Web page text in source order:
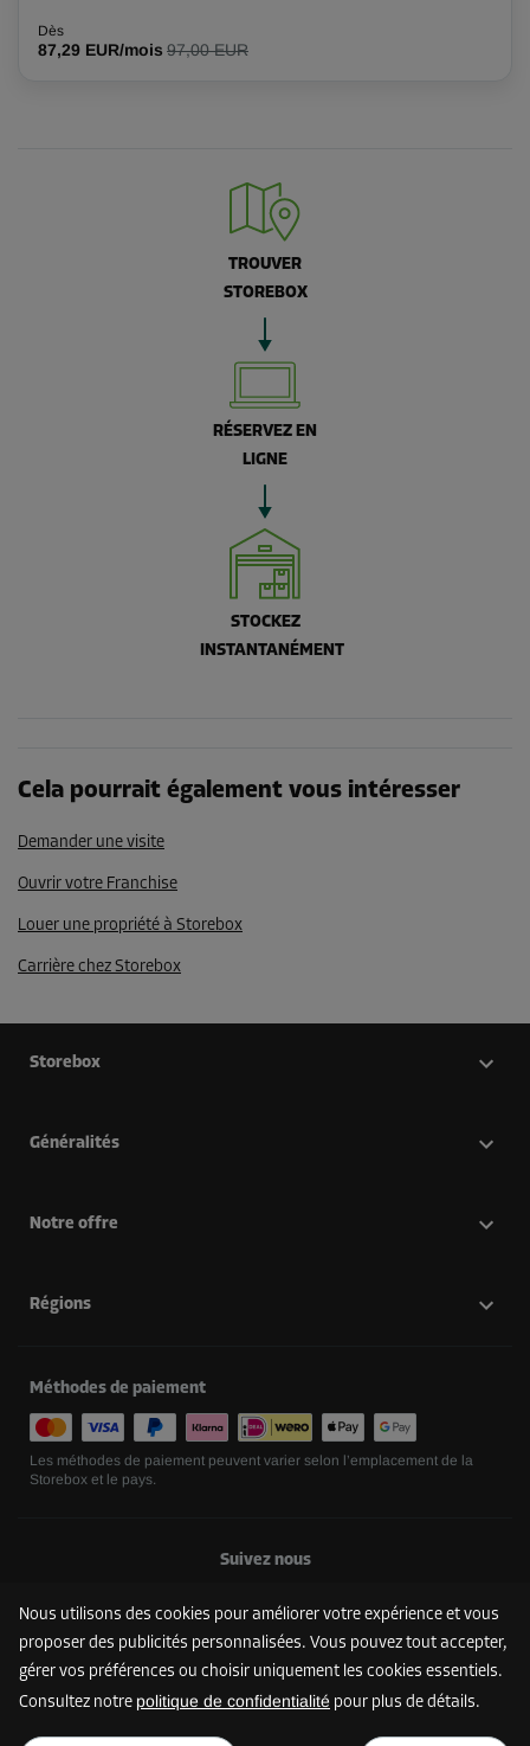
Nous utilisons des cookies pour améliorer votre expérience et vous
proposer des publicités personnalisées. Vous pouvez tout accepter,
gérer vos préférences ou choisir uniquement les cookies essentiels.
Consultez notre politique de confidentialité pour plus de détails.
Dès
87,29 EUR/mois 97,00 EUR
TROUVER
STOREBOX
RÉSERVEZ EN
LIGNE
STOCKEZ
INSTANTANÉMENT
Cela pourrait également vous intéresser
Demander une visite
Ouvrir votre Franchise
Louer une propriété à Storebox
Carrière chez Storebox
Storebox
Généralités
Notre offre
Régions
Méthodes de paiement
Les méthodes de paiement peuvent varier selon l’emplacement de la
Storebox et le pays.
Suivez nous